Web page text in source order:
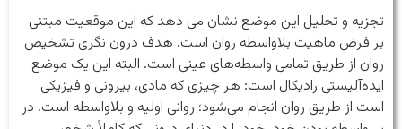
تجزیه و تحلیل این موضع نشان می دهد که این موقعیت مبتنی
بر فرض ماهیت بلاواسطه روان است. هدف درون نگری تشخیص
روان از طریق تمامی واسطه‌های عینی است. البته این یک موضع
ایده‌آلیستی رادیکال است: هر چیزی که مادی، بیرونی و فیزیکی
است از طریق روان انجام می‌شود؛ روانی اولیه و بلاواسطه است. در